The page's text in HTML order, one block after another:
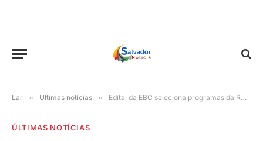
Lar » Últimas notícias » Edital da EBC seleciona programas da RNCP para exibir nas rádios
ÚLTIMAS NOTÍCIAS